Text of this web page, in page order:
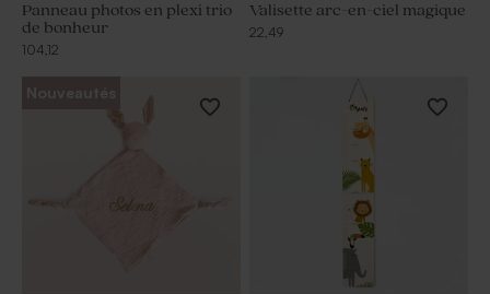
Panneau photos en plexi trio
de bonheur
104,12
Valisette arc-en-ciel magique
22,49
Nouveautés